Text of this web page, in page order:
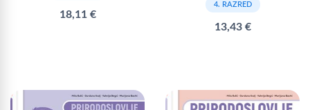
18,11 €
4. RAZRED
13,43 €